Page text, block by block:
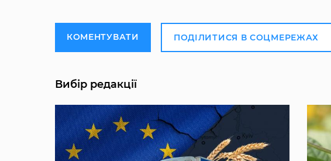
КОМЕНТУВАТИ ПОДІЛИТИСЯ В СОЦМЕРЕЖАХ
Вибір редакції